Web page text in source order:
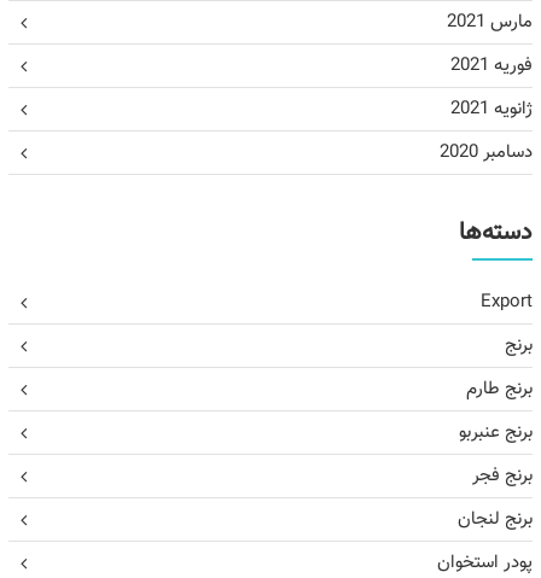
مارس 2021
فوریه 2021
ژانویه 2021
دسامبر 2020
دسته‌ها
Export
برنج
برنج طارم
برنج عنبربو
برنج فجر
برنج لنجان
پودر استخوان